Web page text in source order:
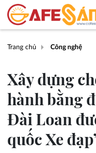
Trang chủ Công nghệ
Xây dựng
hành bằng
Đài Loan
quốc Xe